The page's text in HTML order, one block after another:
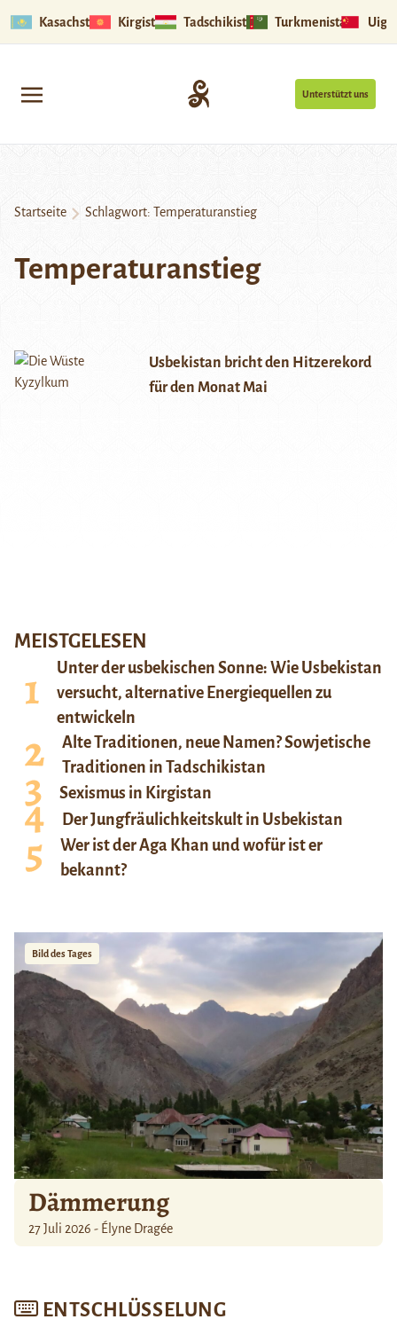
Kasachstan Kirgistan Tadschikistan Turkmenistan
Unterstützt uns
Startseite Schlagwort: Temperaturanstieg
Temperaturanstieg
Usbekistan bricht den Hitzerekord
für den Monat Mai
MEISTGELESEN
Unter der usbekischen Sonne: Wie Usbekistan
versucht, alternative Energiequellen zu
entwickeln
Alte Traditionen, neue Namen? Sowjetische
Traditionen in Tadschikistan
Sexismus in Kirgistan
Der Jungfräulichkeitskult in Usbekistan
Wer ist der Aga Khan und wofür ist er
bekannt?
Bild des Tages
Dämmerung
27 Juli 2026 - Élyne Dragée
ENTSCHLÜSSELUNG